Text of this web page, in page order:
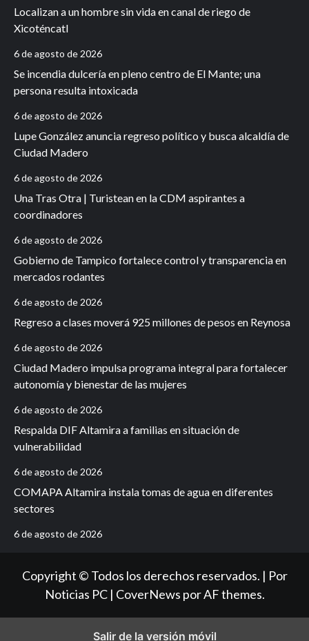
Localizan a un hombre sin vida en canal de riego de
Xicoténcatl
6 de agosto de 2026
Se incendia dulcería en pleno centro de El Mante; una
persona resulta intoxicada
6 de agosto de 2026
Lupe González anuncia regreso político y busca alcaldía de
Ciudad Madero
6 de agosto de 2026
Una Tras Otra | Turistean en la CDM aspirantes a
coordinadores
6 de agosto de 2026
Gobierno de Tampico fortalece control y transparencia en
mercados rodantes
6 de agosto de 2026
Regreso a clases moverá 925 millones de pesos en Reynosa
6 de agosto de 2026
Ciudad Madero impulsa programa integral para fortalecer
autonomía y bienestar de las mujeres
6 de agosto de 2026
Respalda DIF Altamira a familias en situación de
vulnerabilidad
6 de agosto de 2026
COMAPA Altamira instala tomas de agua en diferentes
sectores
6 de agosto de 2026
Copyright © Todos los derechos reservados. | Por
Noticias PC | CoverNews por AF themes.
Salir de la versión móvil